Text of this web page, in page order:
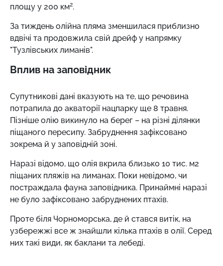
площу у 200 км2.
За тиждень олійна пляма зменшилася приблизно
вдвічі та продовжила свій дрейф у напрямку
"Тузлівських лиманів".
Вплив на заповідник
Супутникові дані вказують на те, що речовина
потрапила до акваторії нацпарку ще 8 травня.
Пізніше олію викинуло на берег – на різні ділянки
піщаного пересипу. Забруднення зафіксовано
зокрема й у заповідній зоні.
Наразі відомо, що олія вкрила близько 10 тис. м2
піщаних пляжів на лиманах. Поки невідомо, чи
постраждала фауна заповідника. Принаймні наразі
не було зафіксовано забруднених птахів.
Проте біля Чорноморська, де й стався витік, на
узбережжі все ж знайшли кілька птахів в олії. Серед
них такі види, як баклани та лебеді.